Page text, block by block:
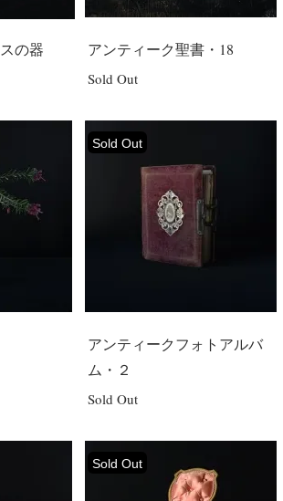
の器 アンティーク聖書・18
Sold Out
Sold Out
アンティークフォトアルバ
ム・２
Sold Out
Sold Out